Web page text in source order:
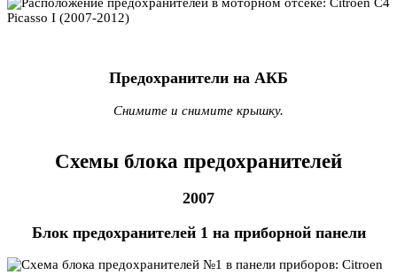
Предохранители на АКБ
Снимите и снимите крышку.
Схемы блока предохранителей
2007
Блок предохранителей 1 на приборной панели